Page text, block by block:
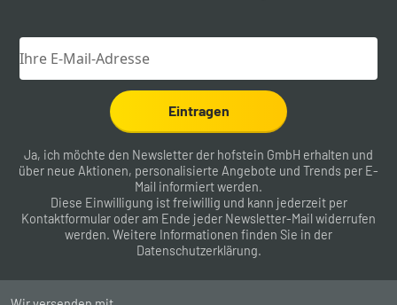
Eintragen
Ja, ich möchte den Newsletter der hofstein GmbH erhalten und
über neue Aktionen, personalisierte Angebote und Trends per E-
Mail informiert werden.
Diese Einwilligung ist freiwillig und kann jederzeit per
Kontaktformular oder am Ende jeder Newsletter-Mail widerrufen
werden. Weitere Informationen finden Sie in der
Datenschutzerklärung.